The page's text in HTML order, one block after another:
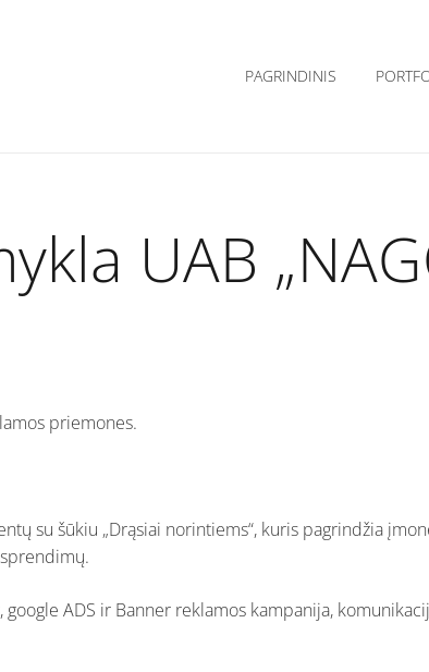
PAGRINDINIS
UAB
priemones.
su šūkiu „Drąsiai norintiems“, kuris pagrindžia
ADS ir Banner reklamos kampanija,